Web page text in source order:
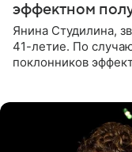
эффектном
Янина Студилина,
41-летие. По
поклонников